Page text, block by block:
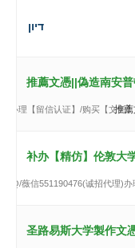
דיון
推薦文憑||偽造南安
办理【留信认证】/购买【文推
补办【精仿】伦敦大
QQ/薇信551190476(诚招代理)
圣路易斯大学製作文